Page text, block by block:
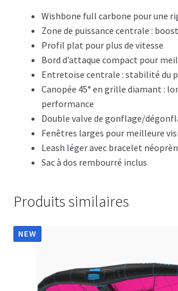
Wishbone full carbone pour une
Zone de puissance centrale :
Profil plat pour plus de vitesse
Bord d’attaque compact pour
Entretoise centrale : stabilité du
Canopée 45° en grille diamant :
performance
Double valve de gonflage/
Fenêtres larges pour meilleure
Leash léger avec bracelet
Sac à dos rembourré inclus
Produits similaires
NEW